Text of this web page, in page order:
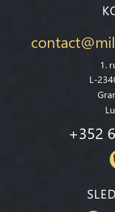
1.
L-
+352